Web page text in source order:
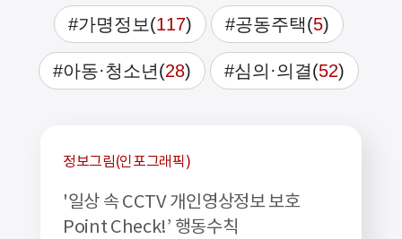
#가명정보(117) #공동주택(5)
#아동·청소년(28) #심의·의결(52)
정보그림(인포그래픽)
'일상 속 CCTV 개인영상정보 보호
Point Check!’ 행동수칙